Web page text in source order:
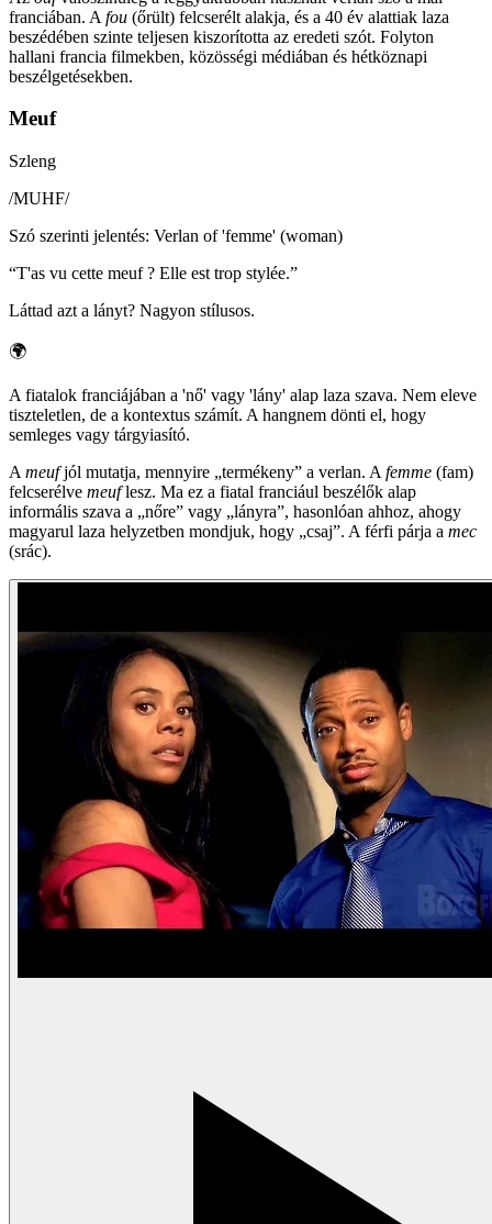
franciában. A fou (őrült) felcserélt alakja, és a 40 év alattiak laza
beszédében szinte teljesen kiszorította az eredeti szót. Folyton
hallani francia filmekben, közösségi médiában és hétköznapi
beszélgetésekben.
Meuf
Szleng
/MUHF/
Szó szerinti jelentés: Verlan of 'femme' (woman)
“T'as vu cette meuf ? Elle est trop stylée.”
Láttad azt a lányt? Nagyon stílusos.
🌍
A fiatalok franciájában a 'nő' vagy 'lány' alap laza szava. Nem eleve
tiszteletlen, de a kontextus számít. A hangnem dönti el, hogy
semleges vagy tárgyiasító.
A meufjól mutatja, mennyire „termékeny” a verlan. A femme (fam)
felcserélve meuflesz. Ma ez a fiatal franciául beszélők alap
informális szava a „nőre” vagy „lányra”, hasonlóan ahhoz, ahogy
magyarul laza helyzetben mondjuk, hogy „csaj”. A férfi párja a mec
(srác).